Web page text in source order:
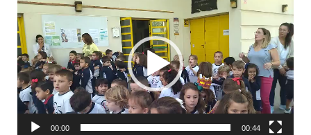
de
vídeo
00:00 00:44